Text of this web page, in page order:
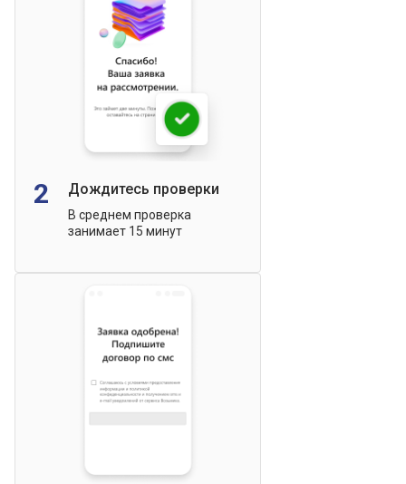
2 Дождитесь проверки
В среднем проверка
занимает 15 минут